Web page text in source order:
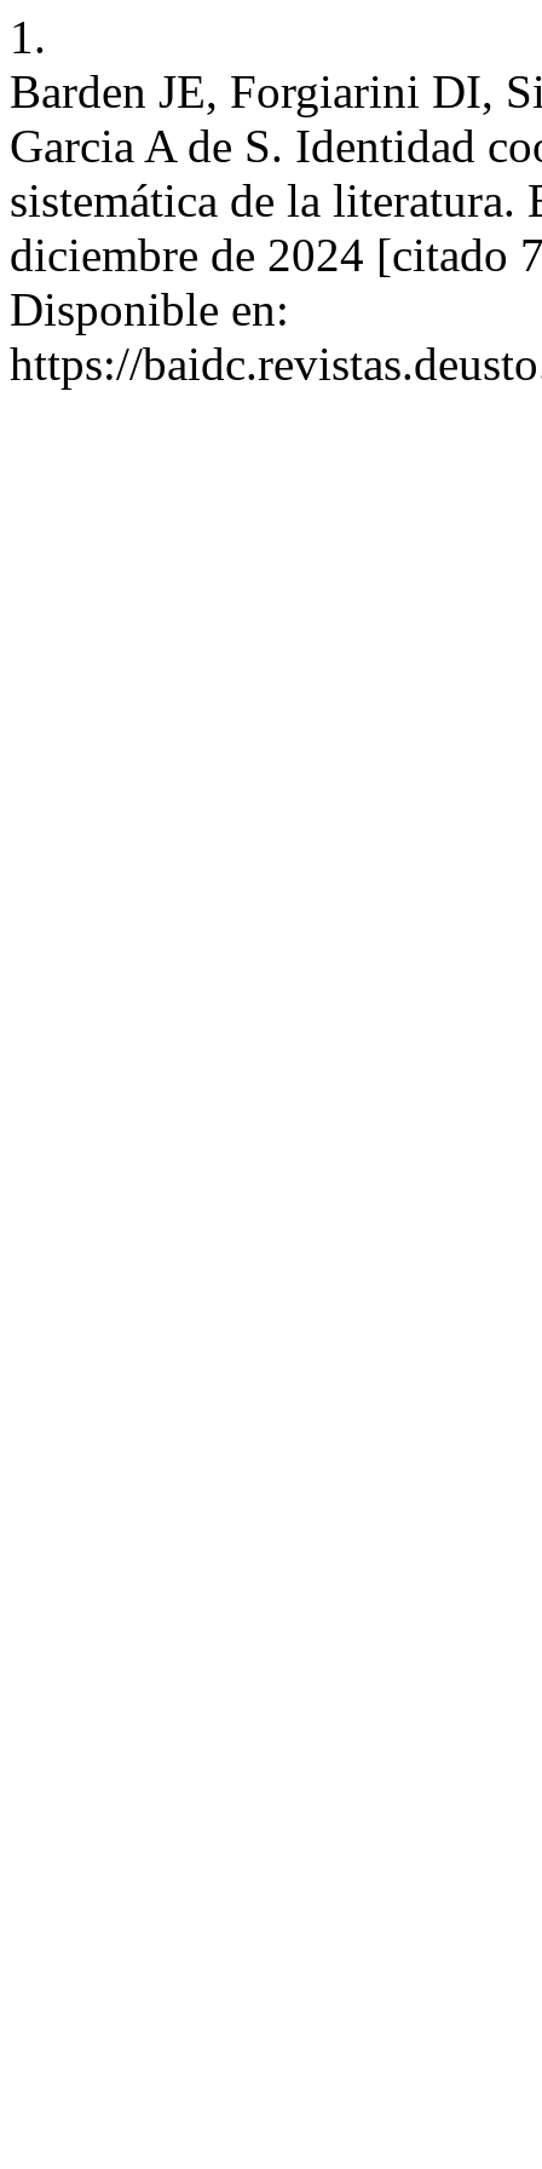
1.
Barden JE, Forgiarini DI,
Garcia A de S. Identidad
sistemática de la
diciembre de 2024 [citado
Disponible en:
https://